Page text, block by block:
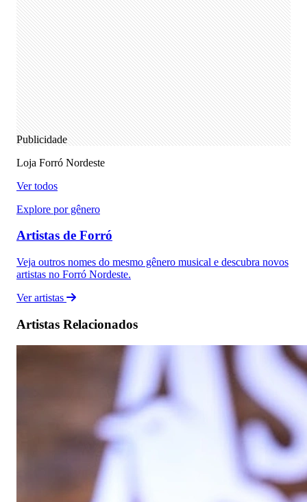
Publicidade
Loja Forró Nordeste
Ver todos
Explore por gênero
Artistas de Forró
Veja outros nomes do mesmo gênero musical e descubra novos
artistas no Forró Nordeste.
Ver artistas
Artistas Relacionados